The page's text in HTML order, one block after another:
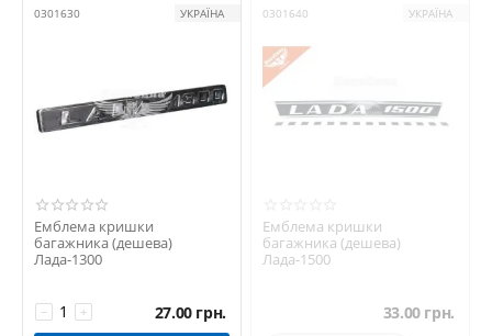
0301630 УКРАЇНА
Емблема кришки
багажника (дешева)
Лада-1300
+
− 27.00 грн.
0301640 УКРАЇНА
Емблема кришки
багажника (дешева)
Лада-1500
33.00 грн.